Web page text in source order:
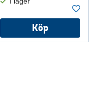
Köp